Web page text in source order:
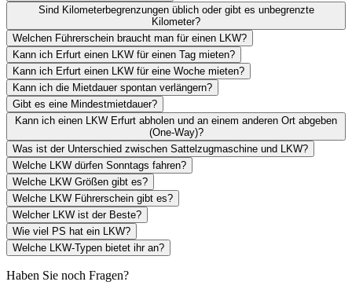
Sind Kilometerbegrenzungen üblich oder gibt es unbegrenzte
Kilometer?
Welchen Führerschein braucht man für einen LKW?
Kann ich Erfurt einen LKW für einen Tag mieten?
Kann ich Erfurt einen LKW für eine Woche mieten?
Kann ich die Mietdauer spontan verlängern?
Gibt es eine Mindestmietdauer?
Kann ich einen LKW Erfurt abholen und an einem anderen Ort abgeben
(One-Way)?
Was ist der Unterschied zwischen Sattelzugmaschine und LKW?
Welche LKW dürfen Sonntags fahren?
Welche LKW Größen gibt es?
Welche LKW Führerschein gibt es?
Welcher LKW ist der Beste?
Wie viel PS hat ein LKW?
Welche LKW-Typen bietet ihr an?
Haben Sie noch Fragen?